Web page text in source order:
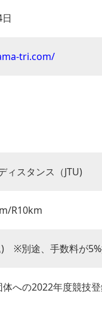
tri.com/
ィスタンス（JTU)
R10km
) ※別途、手数料が
体への2022年度競技